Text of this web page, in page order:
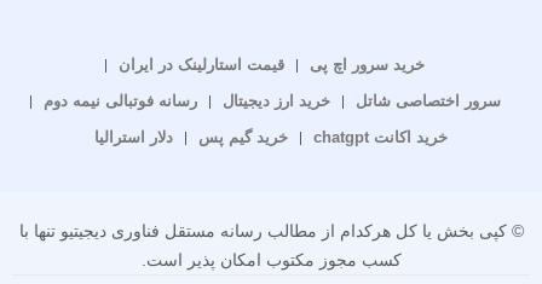
خرید سرور اچ پی
قیمت استارلینک در ایران
سرور اختصاصی شاتل
خرید ارز دیجیتال
رسانه فوتبالی نیمه دوم
خرید اکانت chatgpt
خرید گیم پس دلار استرالیا
© کپی بخش یا کل هرکدام از مطالب رسانه مستقل فناوری دیجیتیو تنها با
کسب مجوز مکتوب امکان پذیر است.